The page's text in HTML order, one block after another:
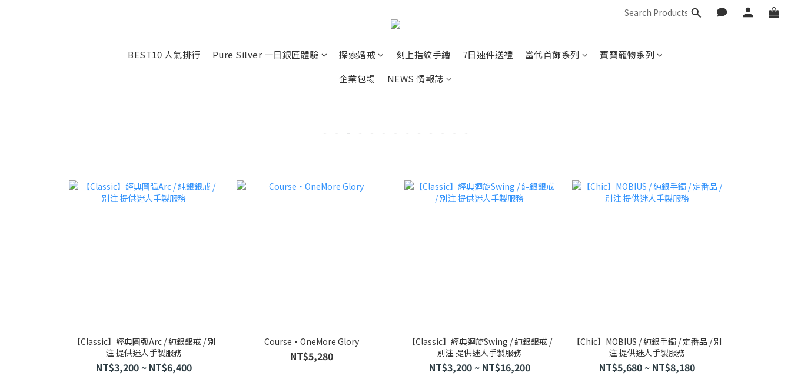
BEST10 人氣排行 Pure Silver 一日銀匠體驗 探索婚戒 刻上指紋手繪 7日速件送禮 當代首飾系列
寶寶寵物系列
企業包場
NEWS 情報誌
【Classic】經典圓弧Arc / 純銀銀戒 / 別
注 提供迷人手製服務
NT$3,200 ~ NT$6,400
Course・OneMore Glory
NT$5,280
【Classic】經典迴旋Swing / 純銀銀戒 /
別注 提供迷人手製服務
NT$3,200 ~ NT$16,200
【Chic】MOBIUS / 純銀手鐲 / 定番品 / 別
注 提供迷人手製服務
NT$5,680 ~ NT$8,180